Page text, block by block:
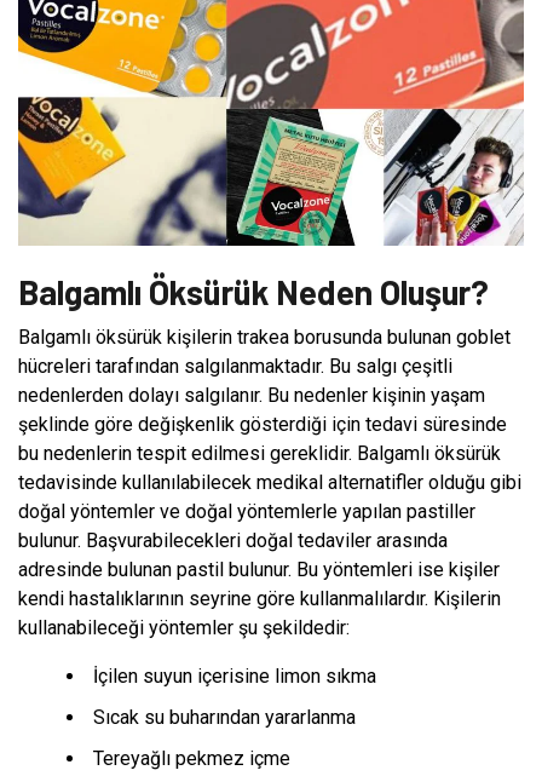
Balgamlı Öksürük Neden Oluşur?
Balgamlı öksürük kişilerin trakea borusunda bulunan goblet
hücreleri tarafından salgılanmaktadır. Bu salgı çeşitli
nedenlerden dolayı salgılanır. Bu nedenler kişinin yaşam
şeklinde göre değişkenlik gösterdiği için tedavi süresinde
bu nedenlerin tespit edilmesi gereklidir. Balgamlı öksürük
tedavisinde kullanılabilecek medikal alternatifler olduğu gibi
doğal yöntemler ve doğal yöntemlerle yapılan pastiller
bulunur. Başvurabilecekleri doğal tedaviler arasında
adresinde bulunan pastil bulunur. Bu yöntemleri ise kişiler
kendi hastalıklarının seyrine göre kullanmalılardır. Kişilerin
kullanabileceği yöntemler şu şekildedir:
İçilen suyun içerisine limon sıkma
Sıcak su buharından yararlanma
Tereyağlı pekmez içme